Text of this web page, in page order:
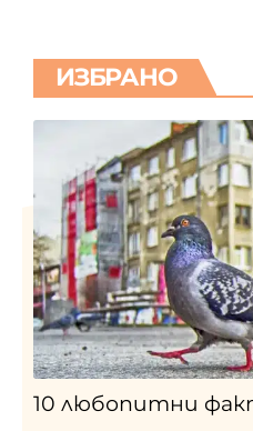
ИЗБРАНО
10 любопитни